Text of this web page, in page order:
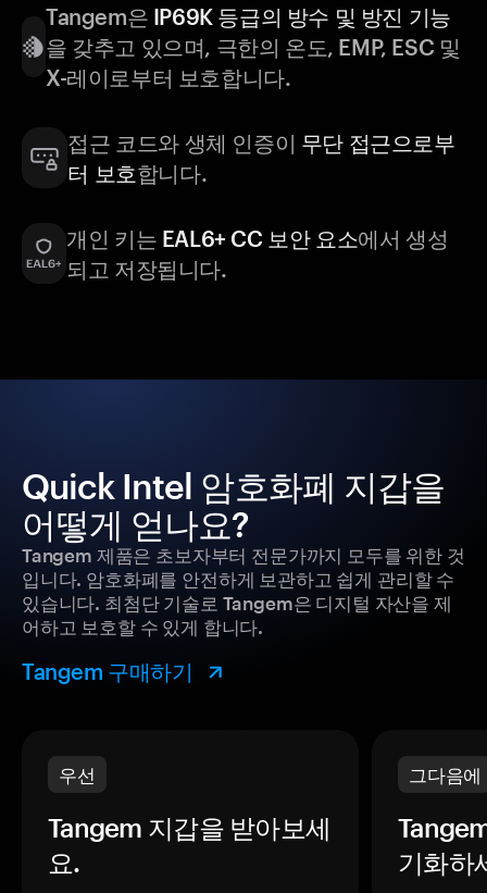
Tangem은 IP69K 등급의 방수 및 방진 기능
을 갖추고 있으며, 극한의 온도, EMP, ESC 및
X-레이로부터 보호합니다.
접근 코드와 생체 인증이 무단 접근으로부
터 보호합니다.
개인 키는 EAL6+ CC 보안 요소에서 생성
되고 저장됩니다.
Quick Intel 암호화폐 지갑을
어떻게 얻나요?
Tangem 제품은 초보자부터 전문가까지 모두를 위한 것
입니다. 암호화폐를 안전하게 보관하고 쉽게 관리할 수
있습니다. 최첨단 기술로 Tangem은 디지털 자산을 제
어하고 보호할 수 있게 합니다.
Tangem 구매하기
우선
Tangem 지갑을 받아보세
요.
그다음에
기화하